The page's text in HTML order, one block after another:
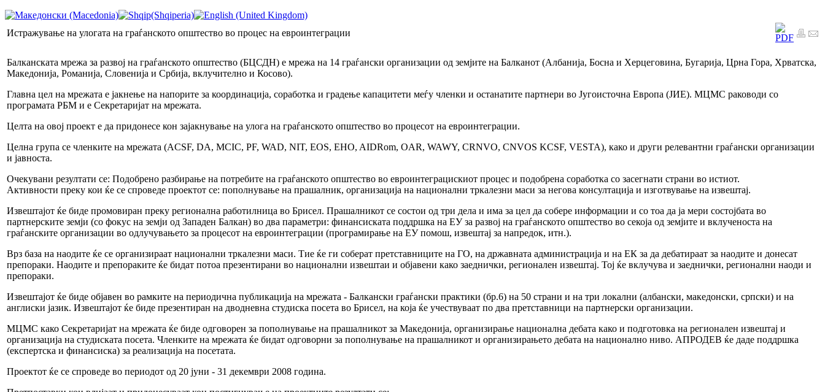
Истражување на улогата на граѓанското општество во процес на евроинтеграции
Балканската мрежа за развој на граѓанското општество (БЦСДН) е мрежа на 14 граѓански организации од земјите на Балканот (Албанија, Босна и Херцеговина, Бугарија, Црна Гора, Хрватска,
Македонија, Романија, Словенија и Србија, вклучително и Косово).
Главна цел на мрежата е јакнење на напорите за координација, соработка и градење капацитети меѓу членки и останатите партнери во Југоисточна Европа (ЈИЕ). МЦМС раководи со
програмата РБМ и е Секретаријат на мрежата.
Целта на овој проект е да придонесе кон зајакнување на улога на граѓанското општество во процесот на евроинтеграции.
Целна група се членките на мрежата (ACSF, DA, MCIC, PF, WAD, NIT, EOS, EHO, AIDRom, OAR, WAWY, CRNVO, CNVOS KCSF, VESTA), како и други релевантни граѓански организации
и јавноста.
Очекувани резултати се: Подобрено разбирање на потребите на граѓанското општество во евроинтеграцискиот процес и подобрена соработка со засегнати страни во истиот.
Активности преку кои ќе се спроведе проектот се: пополнување на прашалник, организација на национални тркалезни маси за негова консултација и изготвување на извештај.
Извештајот ќе биде промовиран преку регионална работилница во Брисел. Прашалникот се состои од три дела и има за цел да собере информации и со тоа да ја мери состојбата во
партнерските земји (со фокус на земји од Западен Балкан) во два параметри: финансиската поддршка на ЕУ за развој на граѓанското општество во секоја од земјите и вклученоста на
граѓанските организации во одлучувањето за процесот на евроинтеграции (програмирање на ЕУ помош, извештај за напредок, итн.).
Врз база на наодите ќе се организираат национални тркалезни маси. Тие ќе ги соберат претставниците на ГО, на државната администрација и на ЕК за да дебатираат за наодите и донесат
препораки. Наодите и препораките ќе бидат потоа презентирани во национални извештаи и објавени како заеднички, регионален извештај. Тој ќе вклучува и заеднички, регионални наоди и
препораки.
Извештајот ќе биде објавен во рамките на периодична публикација на мрежата - Балкански граѓански практики (бр.6) на 50 страни и на три локални (албански, македонски, српски) и на
англиски јазик. Извештајот ќе биде презентиран на дводневна студиска посета во Брисел, на која ќе учествуваат по два претставници на партнерски организации.
МЦМС како Секретаријат на мрежата ќе биде одговорен за пополнување на прашалникот за Македонија, организирање национална дебата како и подготовка на регионален извештај и
организација на студиската посета. Членките на мрежата ќе бидат одговорни за пополнување на прашалникот и организирањето дебата на национално ниво. АПРОДЕВ ќе даде поддршка
(експертска и финансиска) за реализација на посетата.
Проектот ќе се спроведе во периодот од 20 јуни - 31 декември 2008 година.